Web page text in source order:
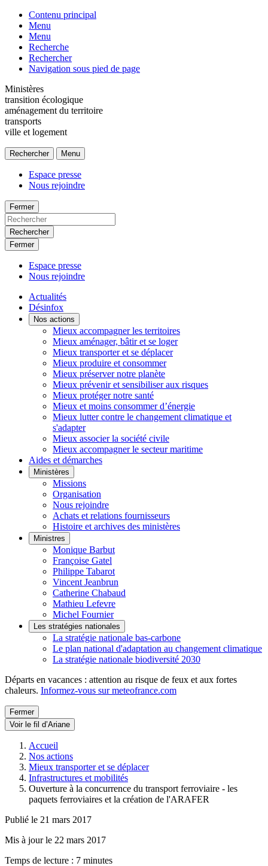
Contenu principal
Menu
Menu
Recherche
Rechercher
Navigation sous pied de page
Ministères
transition écologique
aménagement du territoire
transports
ville et logement
Rechercher Menu
Espace presse
Nous rejoindre
Fermer
Rechercher
Fermer
Espace presse
Nous rejoindre
Actualités
Désinfox
Nos actions
Mieux accompagner les territoires
Mieux aménager, bâtir et se loger
Mieux transporter et se déplacer
Mieux produire et consommer
Mieux préserver notre planète
Mieux prévenir et sensibiliser aux risques
Mieux protéger notre santé
Mieux et moins consommer d’énergie
Mieux lutter contre le changement climatique et
s'adapter
Mieux associer la société civile
Mieux accompagner le secteur maritime
Aides et démarches
Ministères
Missions
Organisation
Nous rejoindre
Achats et relations fournisseurs
Histoire et archives des ministères
Ministres
Monique Barbut
Françoise Gatel
Philippe Tabarot
Vincent Jeanbrun
Catherine Chabaud
Mathieu Lefevre
Michel Fournier
Les stratégies nationales
La stratégie nationale bas-carbone
Le plan national d'adaptation au changement climatique
La stratégie nationale biodiversité 2030
Départs en vacances : attention au risque de feux et aux fortes
chaleurs. Informez-vous sur meteofrance.com
Fermer
Voir le fil d’Ariane
Accueil
Nos actions
Mieux transporter et se déplacer
Infrastructures et mobilités
Ouverture à la concurrence du transport ferroviaire - les
paquets ferroviaires et la création de l'ARAFER
Publié le 21 mars 2017
Mis à jour le 22 mars 2017
Temps de lecture : 7 minutes